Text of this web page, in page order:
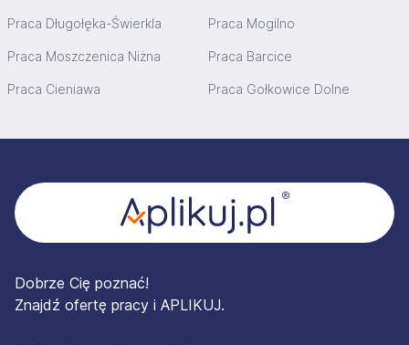
Praca Długołęka-Świerkla Praca Mogilno
Praca Moszczenica Niżna Praca Barcice
Praca Cieniawa Praca Gołkowice Dolne
Dobrze Cię poznać!
Znajdź ofertę pracy i APLIKUJ.